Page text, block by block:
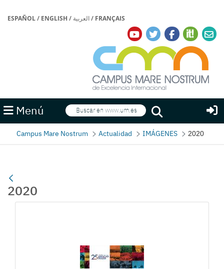
ESPAÑOL/ ENGLISH / العربية/ FRANÇAIS
Menú Buscar
Buscar
Campus Mare Nostrum Actualidad IMÁGENES 2020
2020